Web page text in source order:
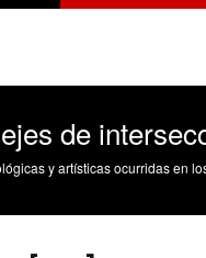
de
y artísticas ocurridas en